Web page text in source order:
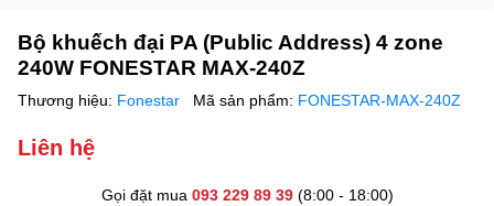
Bộ khuếch đại PA (Public Address) 4 zone
240W FONESTAR MAX-240Z
Thương hiệu: Fonestar Mã sản phẩm: FONESTAR-MAX-240Z
Liên hệ
Gọi đặt mua 093 229 89 39(8:00 - 18:00)